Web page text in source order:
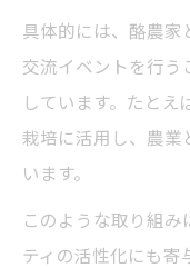
具体的には、酪農
交流イベントを行
しています。たと
栽培に活用し、農業
います。
このような取り組
ティの活性化にも寄